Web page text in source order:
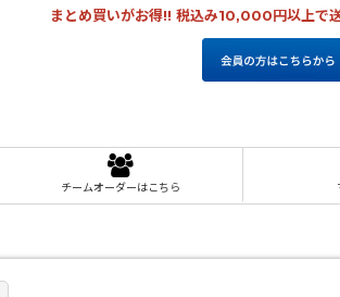
まとめ買いがお得!! 税込み10,000円以上で
チームオーダーはこちら